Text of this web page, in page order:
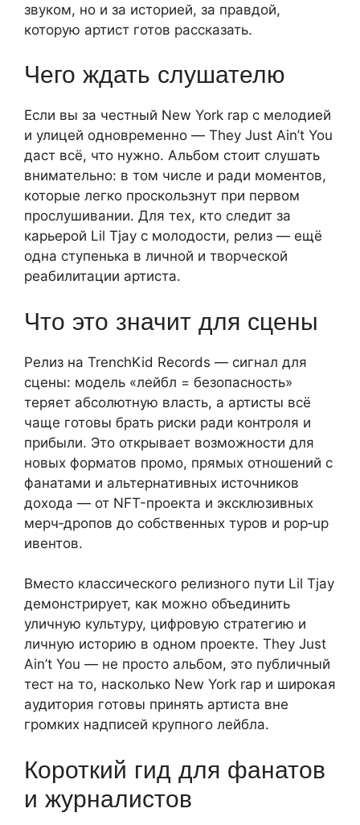
звуком, но и за историей, за правдой,
которую артист готов рассказать.
Чего ждать слушателю
Если вы за честный New York rap с мелодией
и улицей одновременно — They Just Ain’t You
даст всё, что нужно. Альбом стоит слушать
внимательно: в том числе и ради моментов,
которые легко проскользнут при первом
прослушивании. Для тех, кто следит за
карьерой Lil Tjay с молодости, релиз — ещё
одна ступенька в личной и творческой
реабилитации артиста.
Что это значит для сцены
Релиз на TrenchKid Records — сигнал для
сцены: модель «лейбл = безопасность»
теряет абсолютную власть, а артисты всё
чаще готовы брать риски ради контроля и
прибыли. Это открывает возможности для
новых форматов промо, прямых отношений с
фанатами и альтернативных источников
дохода — от NFT-проекта и эксклюзивных
мерч‑дропов до собственных туров и pop‑up
ивентов.
Вместо классического релизного пути Lil Tjay
демонстрирует, как можно объединить
уличную культуру, цифровую стратегию и
личную историю в одном проекте. They Just
Ain’t You — не просто альбом, это публичный
тест на то, насколько New York rap и широкая
аудитория готовы принять артиста вне
громких надписей крупного лейбла.
Короткий гид для фанатов
и журналистов